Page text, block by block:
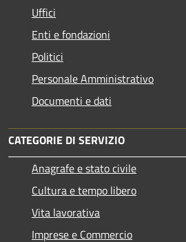
Uffici
Enti e fondazioni
Politici
Personale Amministrativo
Documenti e dati
CATEGORIE DI SERVIZIO
Anagrafe e stato civile
Cultura e tempo libero
Vita lavorativa
Imprese e Commercio